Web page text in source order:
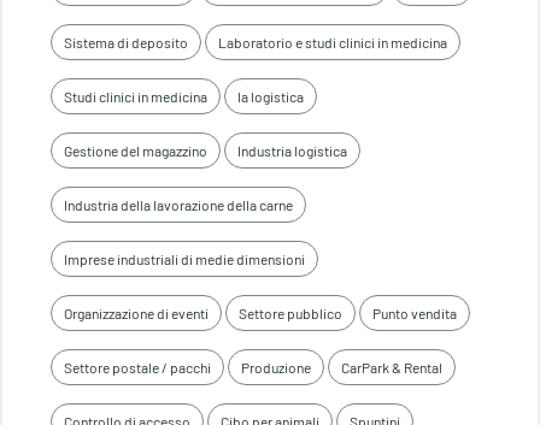
Sistema di deposito Laboratorio e studi clinici in medicina
Studi clinici in medicina la logistica
Gestione del magazzino Industria logistica
Industria della lavorazione della carne
Imprese industriali di medie dimensioni
Organizzazione di eventi Settore pubblico Punto vendita
Settore postale / pacchi Produzione CarPark & Rental
Controllo di accesso Cibo per animali Spuntini